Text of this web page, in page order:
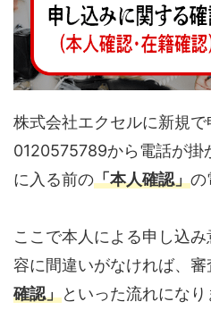
株式会社エクセルに新規で
0120575789から電話が掛
に入る前の「本人確認」の
ここで本人による申し込
容に間違いがなければ、審
確認」といった流れになり